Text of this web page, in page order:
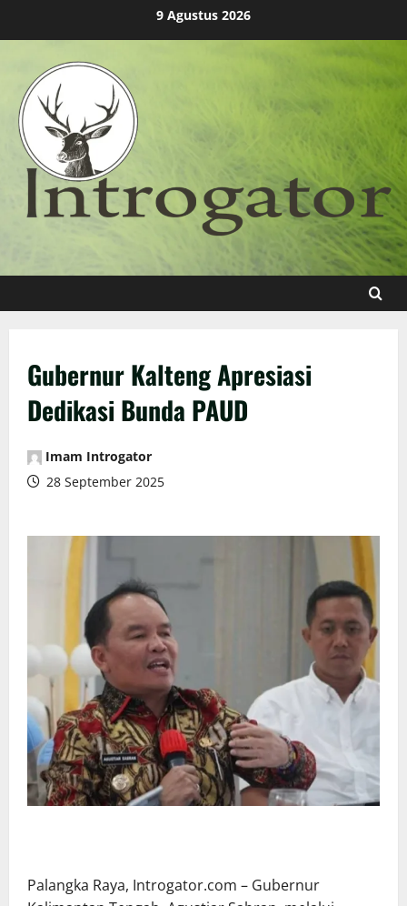
9 Agustus 2026
Gubernur Kalteng Apresiasi
Dedikasi Bunda PAUD
Imam Introgator
28 September 2025
Palangka Raya, Introgator.com – Gubernur